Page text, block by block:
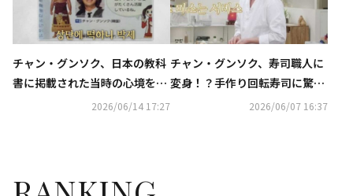
チャン・グンソク、日本の教科
書に掲載された当時の心境を告
白「信じられなかった」
2026/06/14 17:27
チャン・グンソク、寿司職人に
変身！？手作り回転寿司に驚き
2026/06/07 16:37